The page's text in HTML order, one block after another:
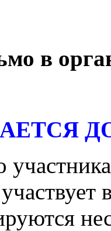
в
ДО